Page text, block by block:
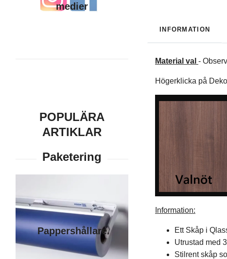
medier
POPULÄRA
ARTIKLAR
Pappershållare
INFORMATION
Material val -
Högerklicka på
Information:
Ett Skåp i
Utrustad med
Stilrent skåp